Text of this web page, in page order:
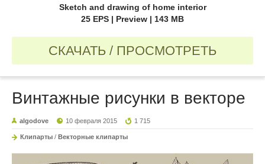
Sketch and drawing of home interior
25 EPS | Preview | 143 MB
СКАЧАТЬ / ПРОСМОТРЕТЬ
Винтажные рисунки в векторе
algodove 10 февраля 2015 1 715
Клипарты / Векторные клипарты